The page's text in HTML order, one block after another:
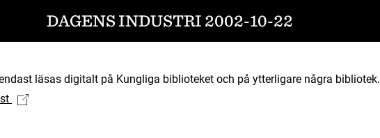
DAGENS INDUSTRI 2002-10-22
läsas digitalt på Kungliga biblioteket och på ytterligare några bibliotek.